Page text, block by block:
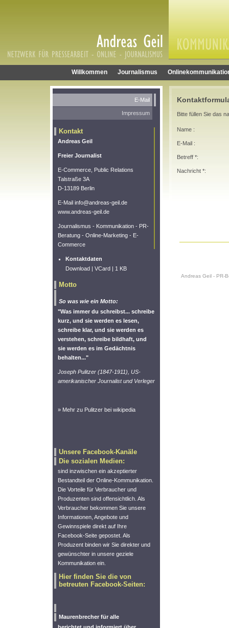
Willkommen Journalismus
Bitte füllen Sie das
Name :
E-Mail :
Betreff *:
Nachricht *:
Andreas Geil - PR-
E-Mail
Impressum
Kontakt
Andreas Geil
Freier Journalist
E-Commerce, Public Relations
Talstraße 3A
D-13189 Berlin
E-Mail info@andreas-geil.de
www.andreas-geil.de
Journalismus - Kommunikation - PR-
Beratung - Online-Marketing - E-
Commerce
Kontaktdaten
Download | VCard | 1 KB
Motto
So was wie ein Motto:
"Was immer du schreibst... schreibe
kurz, und sie werden es lesen,
schreibe klar, und sie werden es
verstehen, schreibe bildhaft, und
sie werden es im Gedächtnis
behalten..."
Joseph Pulitzer (1847-1911), US-
amerikanischer Journalist und Verleger
» Mehr zu Pulitzer bei wikipedia
Unsere Facebook-Kanäle
Die sozialen Medien:
sind inzwischen ein akzeptierter
Bestandteil der Online-Kommunikation.
Die Vorteile für Verbraucher und
Produzenten sind offensichtlich. Als
Verbraucher bekommen Sie unsere
Informationen, Angebote und
Gewinnspiele direkt auf Ihre
Facebook-Seite gepostet. Als
Produzent binden wir Sie direkter und
gewünschter in unsere geziele
Kommunikation ein.
Hier finden Sie die von
betreuten Facebook-Seiten:
Maurenbrecher für alle